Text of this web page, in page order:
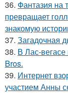
36. Фантазия на
превращает
знакомую
37. Загадочная
38. В Лас-
Bros.
39. Интернет
участием Анны